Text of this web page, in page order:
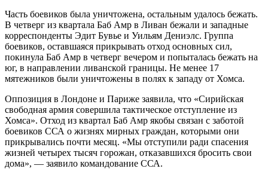
Часть боевиков была уничтожена, остальным удалось бежать.
В четверг из квартала Баб Амр в Ливан бежали и западные
корреспонденты Эдит Бувье и Уильям Дениэлс. Группа
боевиков, оставшаяся прикрывать отход основных сил,
покинула Баб Амр в четверг вечером и попыталась бежать на
юг, в направлении ливанской границы. Не менее 17
мятежников были уничтожены в полях к западу от Хомса.
Оппозиция в Лондоне и Париже заявила, что «Сирийская
свободная армия совершила тактическое отступление из
Хомса». Отход из квартал Баб Амр якобы связан с заботой
боевиков ССА о жизнях мирных граждан, которыми они
прикрывались почти месяц. «Мы отступили ради спасения
жизней четырех тысяч горожан, отказавшихся бросить свои
дома», — заявило командование ССА.